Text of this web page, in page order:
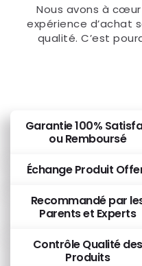
Nous avons à
expérience d’achat
qualité. C’est
Garantie 100%
ou Remboursé
Échange Produit
Recommandé par
Parents et Experts
Contrôle Qualité des
Produits